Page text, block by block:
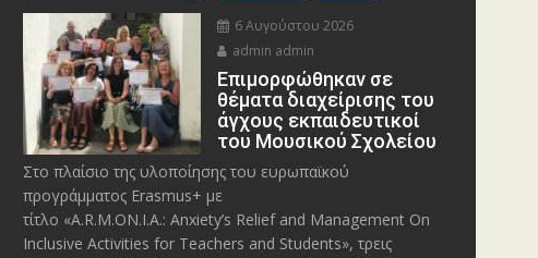
6 Αυγούστου 2026
admin admin
Eπιμορφώθηκαν σε
θέματα διαχείρισης του
άγχους εκπαιδευτικοί
του Μουσικού Σχολείου
Στο πλαίσιο της υλοποίησης του ευρωπαϊκού
προγράμματος Erasmus+ με
τίτλο «A.R.M.ON.I.A.: Anxiety’s Relief and Management On
Inclusive Activities for Teachers and Students», τρεις